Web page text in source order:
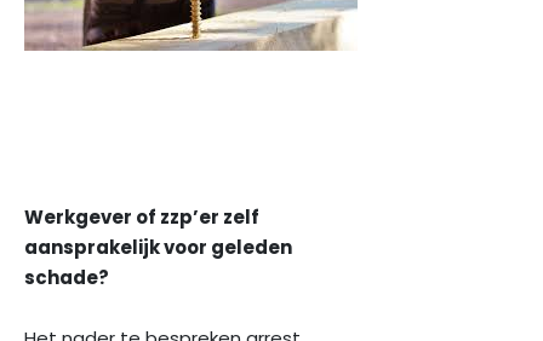
Werkgever of zzp’er zelf
aansprakelijk voor geleden
schade?